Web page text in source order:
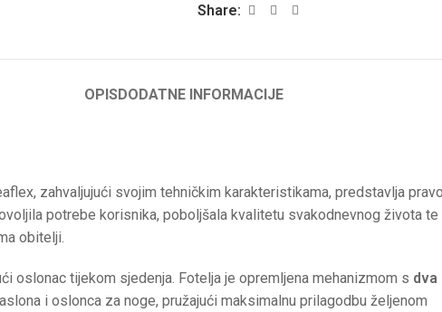
Share:
OPISDODATNE INFORMACIJE
zahvaljujući svojim tehničkim karakteristikama, predstavlja pravo
potrebe korisnika, poboljšala kvalitetu svakodnevnog života te
obitelji.
oslonac tijekom sjedenja. Fotelja je opremljena mehanizmom s dva
i oslonca za noge, pružajući maksimalnu prilagodbu željenom